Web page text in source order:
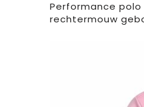
Performance polo
rechtermouw